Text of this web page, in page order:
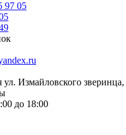
97 05
ул. Измайловского
до 18:00